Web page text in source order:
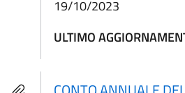
19/10/2023
ULTIMO